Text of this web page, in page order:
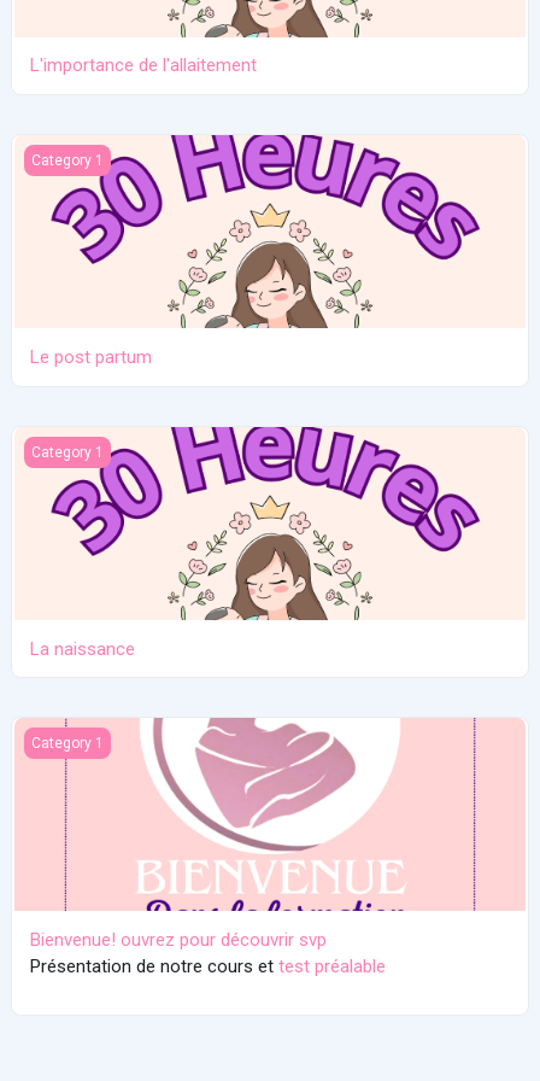
L'importance de l'allaitement
Le post partum
Category 1
Le post partum
La naissance
Category 1
La naissance
Bienvenue! ouvrez pour découvrir svp
Category 1
Bienvenue! ouvrez pour découvrir svp
Présentation de notre cours et test préalable